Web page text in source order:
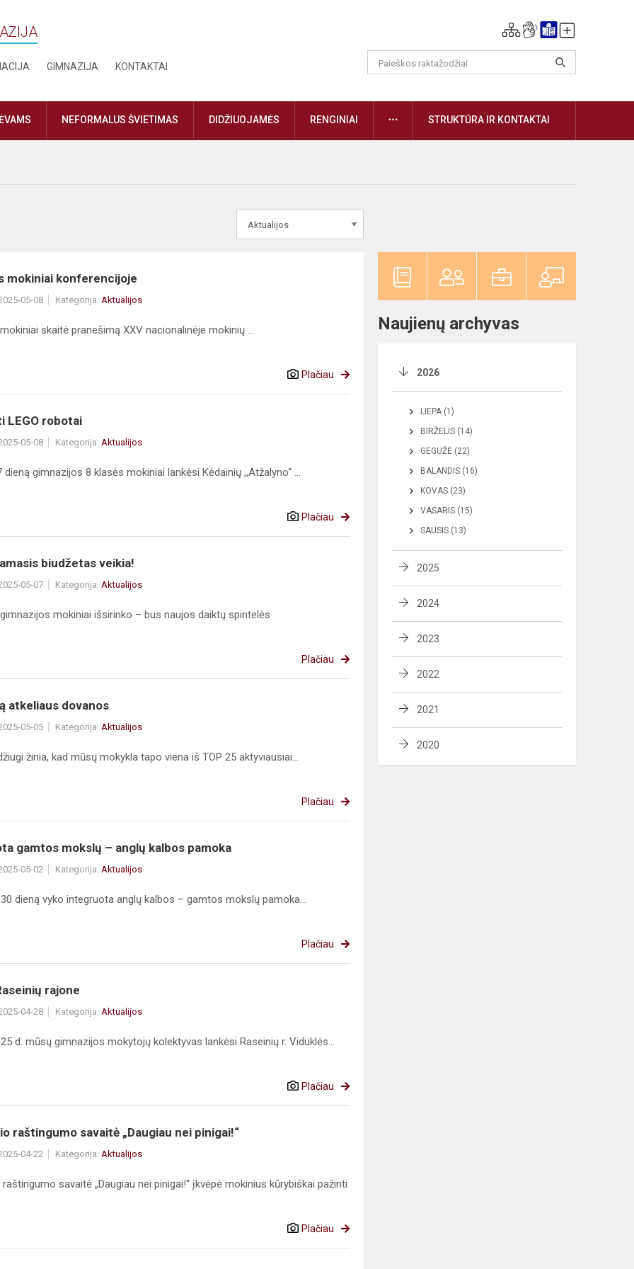
GIMNAZIJA KONTAKTAI
NEFORMALUS ŠVIETIMAS DIDŽIUOJAMĖS RENGINIAI DAUGIAUSTRUKTŪRA IR KONTAKTAI
mokiniai konferencijoje
05-08 Kategorija: Aktualijos
skaitė pranešimą XXV nacionalinėje mokinių ...
Plačiau
LEGO robotai
05-08 Kategorija: Aktualijos
dieną gimnazijos 8 klasės mokiniai lankėsi Kėdainių ,,Atžalyno“ ...
Plačiau
biudžetas veikia!
05-07 Kategorija: Aktualijos
mokiniai išsirinko – bus naujos daiktų spintelės
Plačiau
atkeliaus dovanos
05-05 Kategorija: Aktualijos
žinia, kad mūsų mokykla tapo viena iš TOP 25 aktyviausiai...
Plačiau
gamtos mokslų – anglų kalbos pamoka
05-02 Kategorija: Aktualijos
dieną vyko integruota anglų kalbos – gamtos mokslų pamoka...
Plačiau
rajone
04-28 Kategorija: Aktualijos
d. mūsų gimnazijos mokytojų kolektyvas lankėsi Raseinių r. Viduklės...
Plačiau
raštingumo savaitė „Daugiau nei pinigai!“
04-22 Kategorija: Aktualijos
raštingumo savaitė „Daugiau nei pinigai!“ įkvėpė mokinius kūrybiškai pažinti
Plačiau
Naujienų archyvas
2026
LIEPA (1)
BIRŽELIS (14)
GEGUŽĖ (22)
BALANDIS (16)
KOVAS (23)
VASARIS (15)
SAUSIS (13)
2025
2024
2023
2022
2021
2020